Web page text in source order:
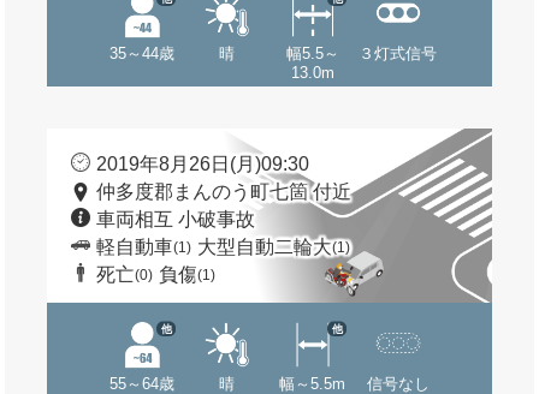
35～44歳 晴
幅5.5～
13.0m
３灯式信号
2019年8月26日(月)09:30
仲多度郡まんのう町七箇 付近
車両相互 小破事故
軽自動車(1) 大型自動二輪大(1)
死亡(0) 負傷(1)
55～64歳
他
晴 幅～5.5m
他
信号なし